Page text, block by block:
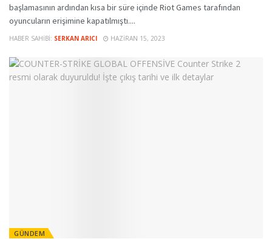
başlamasının ardından kısa bir süre içinde Riot Games tarafından
oyuncuların erişimine kapatılmıştı....
HABER SAHIBI: SERKAN ARICI HAZIRAN 15, 2023
GÜNDEM